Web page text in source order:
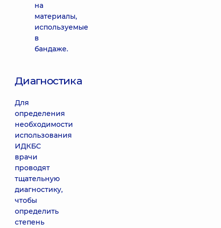
на
материалы,
используемые
в
бандаже.
Диагностика
Для
определения
необходимости
использования
ИДКБС
врачи
проводят
тщательную
диагностику,
чтобы
определить
степень